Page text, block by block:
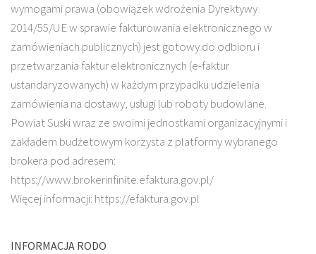
wymogami prawa (obowiązek wdrożenia Dyrektywy
2014/55/UE w sprawie fakturowania elektronicznego w
zamówieniach publicznych) jest gotowy do odbioru i
przetwarzania faktur elektronicznych (e-faktur
ustandaryzowanych) w każdym przypadku udzielenia
zamówienia na dostawy, usługi lub roboty budowlane.
Powiat Suski wraz ze swoimi jednostkami organizacyjnymi i
zakładem budżetowym korzysta z platformy wybranego
brokera pod adresem:
https://www.brokerinfinite.efaktura.gov.pl/
Więcej informacji: https://efaktura.gov.pl
INFORMACJA RODO